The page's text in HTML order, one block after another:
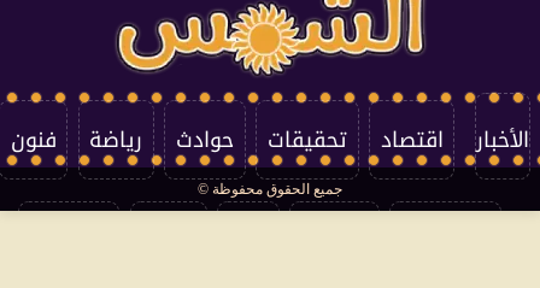
الأخبار اقتصاد تحقيقات حوادث رياضة فنون
جميع الحقوق محفوظة ©